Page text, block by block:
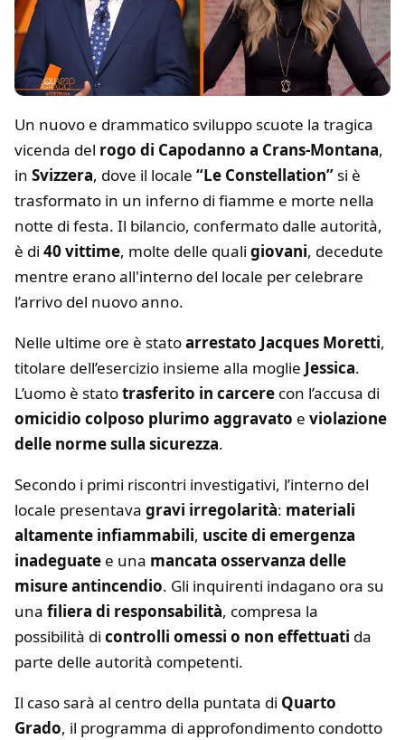
Un nuovo e drammatico sviluppo scuote la tragica
vicenda del rogo di Capodanno a Crans-Montana,
in Svizzera, dove il locale “Le Constellation” si è
trasformato in un inferno di fiamme e morte nella
notte di festa. Il bilancio, confermato dalle autorità,
è di 40 vittime, molte delle quali giovani, decedute
mentre erano all'interno del locale per celebrare
l’arrivo del nuovo anno.
Nelle ultime ore è statoarrestato Jacques Moretti,
titolare dell’esercizio insieme alla moglie Jessica.
L’uomo è statotrasferito in carcere con l’accusa di
omicidio colposo plurimo aggravato e violazione
delle norme sulla sicurezza.
Secondo i primi riscontri investigativi, l’interno del
locale presentava gravi irregolarità: materiali
altamente infiammabili, uscite di emergenza
inadeguate e una mancata osservanza delle
misure antincendio. Gli inquirenti indagano ora su
una filiera di responsabilità, compresa la
possibilità di controlli omessi o non effettuati da
parte delle autorità competenti.
Il caso sarà al centro della puntata di Quarto
Grado, il programma di approfondimento condotto